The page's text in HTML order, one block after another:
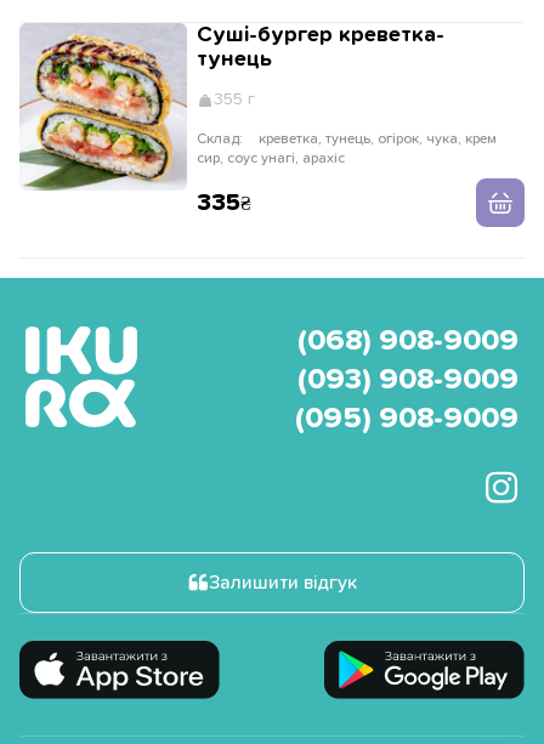
Суші-бургер креветка-
тунець
355 г
Склад:
сир, соус унагі, арахіс
335
(068) 908-9009
(093) 908-9009
(095) 908-9009
Залишити відгук